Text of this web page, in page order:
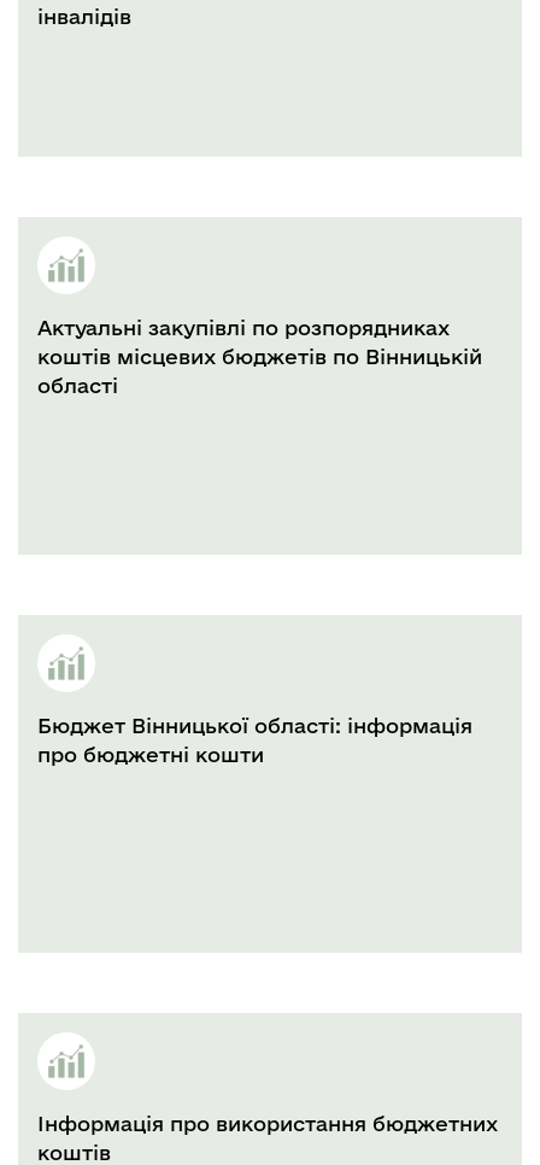
інвалідів
Актуальні закупівлі по розпорядниках
коштів місцевих бюджетів по Вінницькій
області
Бюджет Вінницької області: інформація
про бюджетні кошти
Інформація про використання бюджетних
коштів